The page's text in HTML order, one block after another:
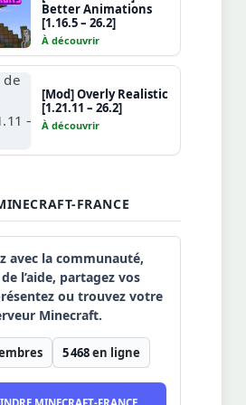
Better Animations
[1.16.5 – 26.2]
À découvrir
[Mod] Overly Realistic
[1.21.11 – 26.2]
À découvrir
FRANCE
avec la communauté,
l’aide, partagez vos
ou trouvez votre
Minecraft.
5 468en ligne